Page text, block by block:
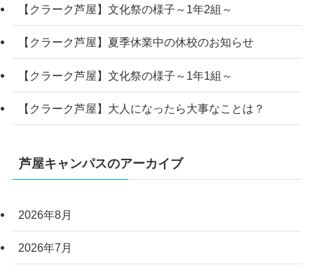
【クラーク芦屋】文化祭の様子～1年2組～
【クラーク芦屋】夏季休業中の休校のお知らせ
【クラーク芦屋】文化祭の様子～1年1組～
【クラーク芦屋】大人になったら大事なことは？
芦屋キャンパスのアーカイブ
2026年8月
2026年7月